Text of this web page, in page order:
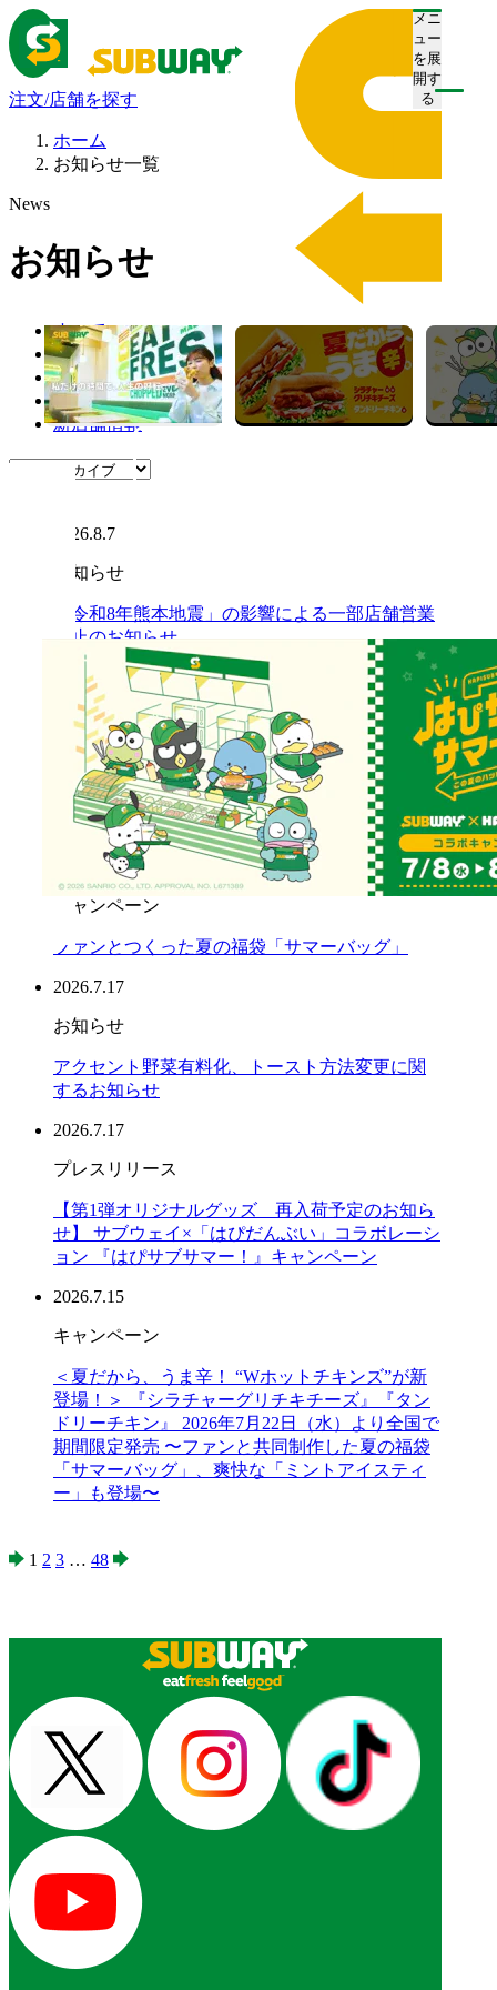
メニ
ュー
を展
開す
る
注文/店舗を探す
ホーム
お知らせ一覧
News
お知らせ
すべて
プレスリリース
お知らせ
キャンペーン
新店舗情報
2026.8.7
お知らせ
「令和8年熊本地震」の影響による一部店舗営業
休止のお知らせ
2026.7.31
プレスリリース
【大好評】サブウェイ×「はぴだんぶい」店頭キ
ャンペーン 『はぴサブサマー！』第2弾開催のお
知らせ 2026年8月5日（水）より オリジナル「フ
レークシール（全4種）」付セットを販売
2026.7.24
キャンペーン
ファンとつくった夏の福袋「サマーバッグ」
2026.7.17
お知らせ
アクセント野菜有料化、トースト方法変更に関
するお知らせ
2026.7.17
プレスリリース
【第1弾オリジナルグッズ 再入荷予定のお知ら
せ】 サブウェイ×「はぴだんぶい」コラボレーシ
ョン 『はぴサブサマー！』キャンペーン
2026.7.15
キャンペーン
＜夏だから、うま辛！ “Wホットチキンズ”が新
登場！＞ 『シラチャーグリチキチーズ』『タン
ドリーチキン』 2026年7月22日（水）より全国で
期間限定発売 〜ファンと共同制作した夏の福袋
「サマーバッグ」、爽快な「ミントアイスティ
ー」も登場〜
1 2 3 … 48